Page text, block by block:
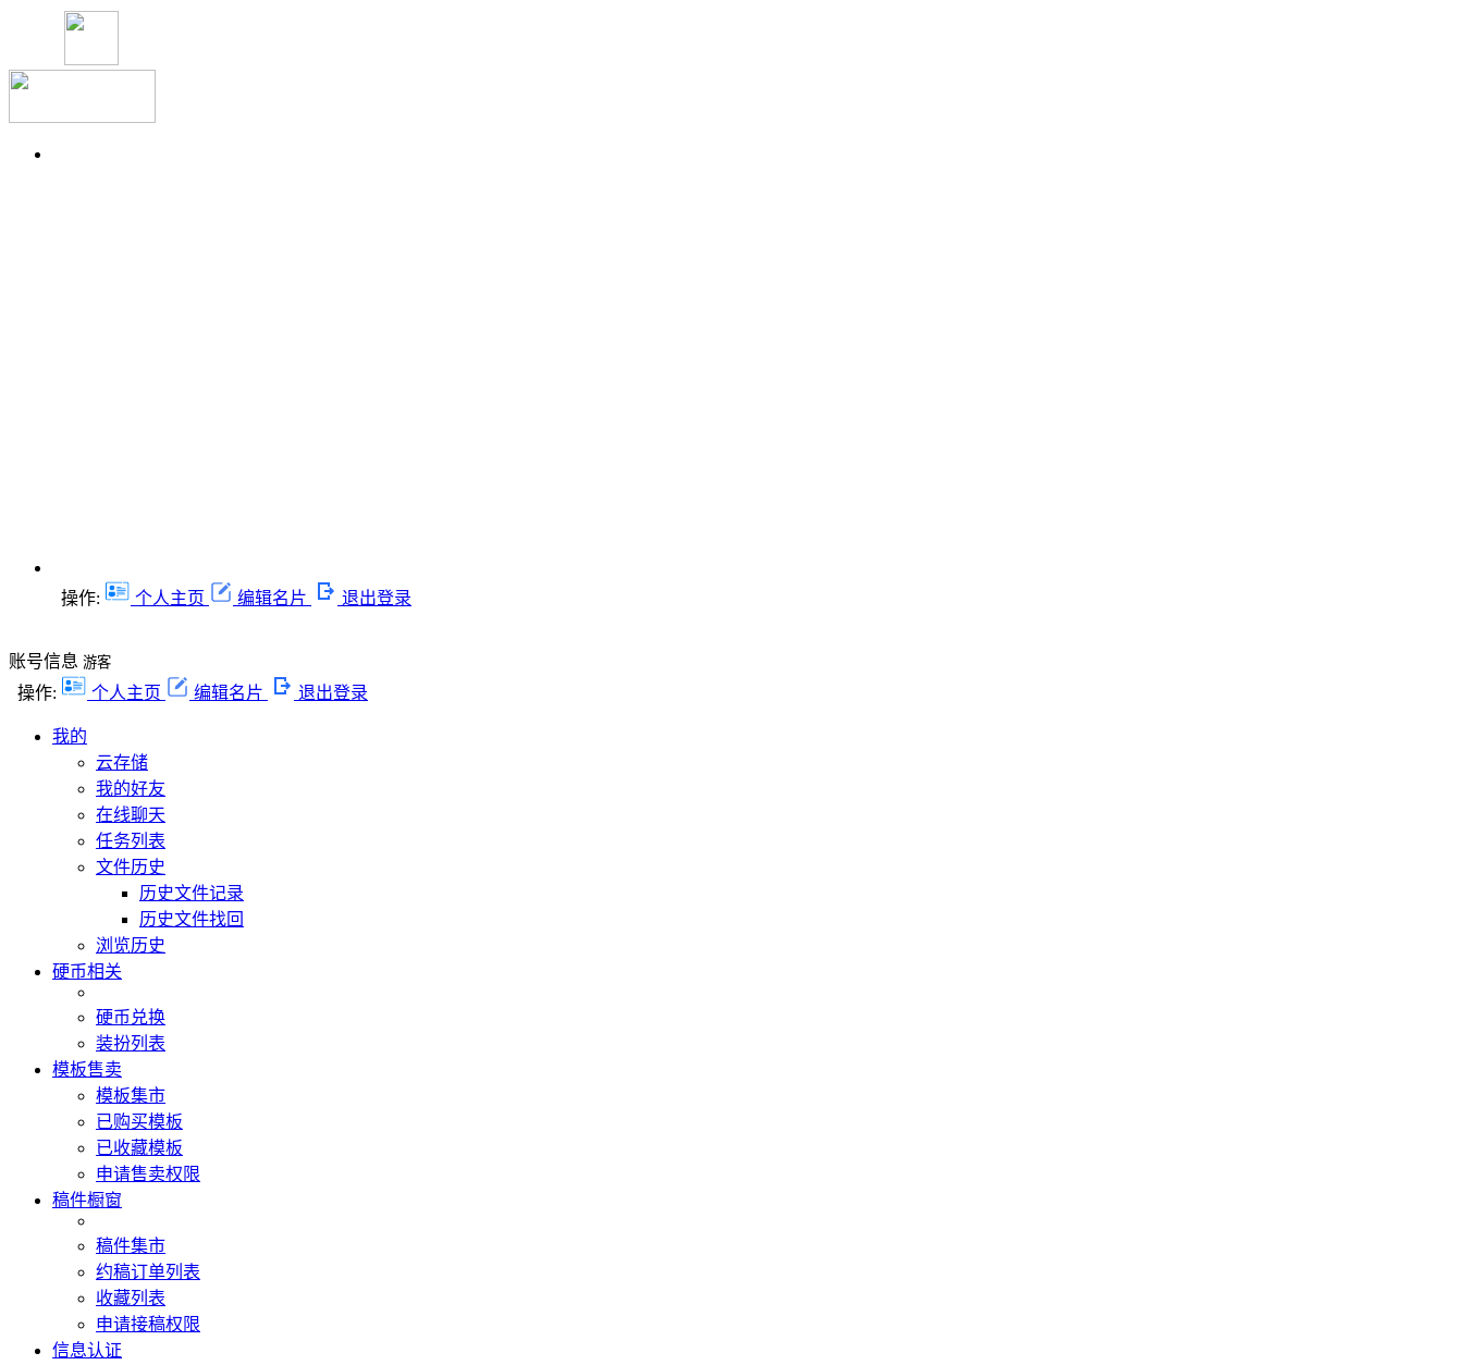
操作: 个人主页 编辑名片 退出登录
账号信息 游客
操作: 个人主页 编辑名片 退出登录
我的
云存储
我的好友
在线聊天
任务列表
文件历史
历史文件记录
历史文件找回
浏览历史
硬币相关
硬币兑换
装扮列表
模板售卖
模板集市
已购买模板
已收藏模板
申请售卖权限
稿件橱窗
稿件集市
约稿订单列表
收藏列表
申请接稿权限
信息认证